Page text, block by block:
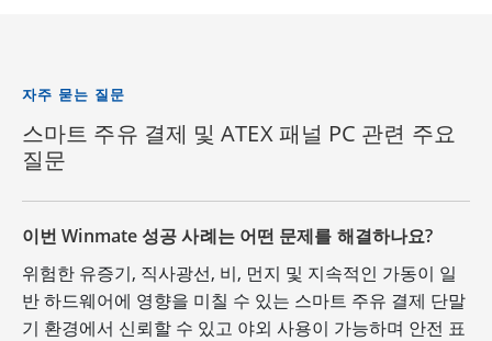
자주 묻는 질문
스마트 주유 결제 및 ATEX 패널 PC 관련 주요
질문
이번 Winmate 성공 사례는 어떤 문제를 해결하나요?
위험한 유증기, 직사광선, 비, 먼지 및 지속적인 가동이 일
반 하드웨어에 영향을 미칠 수 있는 스마트 주유 결제 단말
기 환경에서 신뢰할 수 있고 야외 사용이 가능하며 안전 표